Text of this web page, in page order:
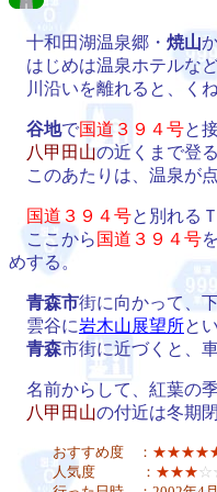
十和田湖温泉郷・ 焼山
はじめは温泉ホテルな
川沿いを離れると、く
谷地で国道３９４号と
八甲田山の近くまで登
このあたりは、温泉が
国道３９４号と別れる
ここから 国道３９４号
めする。
青森市街に向かって、
雲谷に岩木山展望所と
青森市街に近づくと、
名前からして、紅葉の
八甲田山の付近は冬期閉
おすすめ度 ：
人気度 ： ★★★